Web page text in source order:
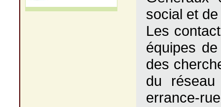
social et
Les
équipes
des
du
errance-